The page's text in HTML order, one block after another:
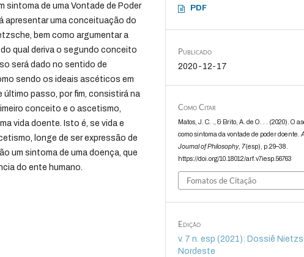
sintoma de uma Vontade de Poder
apresentar uma conceituação do
bem como argumentar a
qual deriva o segundo conceito
será dado no sentido de
sendo os ideais ascéticos em
último passo, por fim, consistirá na
conceito e o ascetismo,
vida doente. Isto é, se vida e
longe de ser expressão de
um sintoma de uma doença, que
do ente humano.
PDF
Publicado
2020-12-17
Como Citar
Matos, J. C. ., & Brito, A. de O. . . (2020). O
como sintoma da vontade de poder doente.
Journal of Philosophy, 7(esp), p.29–38.
https://doi.org/10.18012/arf.v7iesp.56763
Fomatos de Citação
Edição
v. 7 n. esp (2021): Dossiê
Nordeste